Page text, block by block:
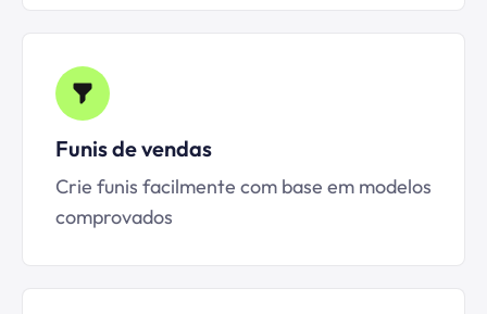
Funis de vendas
Crie funis facilmente com base em modelos
comprovados